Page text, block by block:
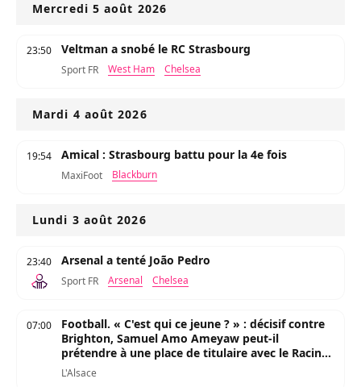
Mercredi 5 août 2026
23:50 Veltman a snobé le RC Strasbourg
Sport FR West Ham Chelsea
Mardi 4 août 2026
19:54 Amical : Strasbourg battu pour la 4e fois
MaxiFoot Blackburn
Lundi 3 août 2026
23:40 Arsenal a tenté João Pedro
Sport FR Arsenal Chelsea
07:00
Football. « C'est qui ce jeune ? » : décisif contre
Brighton, Samuel Amo Ameyaw peut-il
prétendre à une place de titulaire avec le Racing
Club de Strasbourg ?
L'Alsace